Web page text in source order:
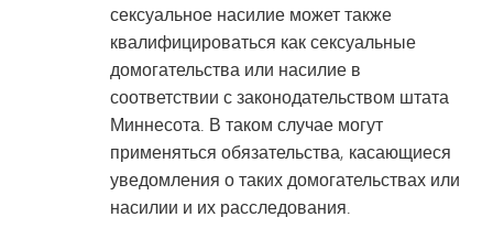
сексуальное насилие может также
квалифицироваться как сексуальные
домогательства или насилие в
соответствии с законодательством штата
Миннесота. В таком случае могут
применяться обязательства, касающиеся
уведомления о таких домогательствах или
насилии и их расследования.